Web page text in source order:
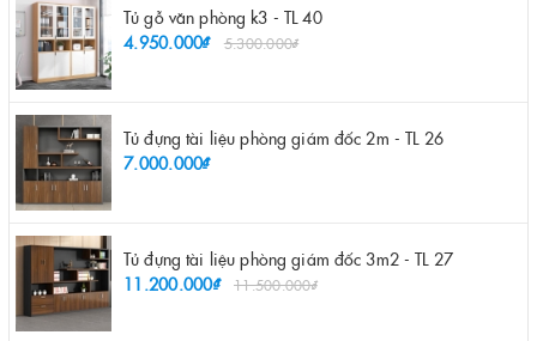
Tủ gỗ văn phòng k3 - TL 40
4.950.000₫
5.300.000₫
Tủ đựng tài liệu phòng giám đốc 2m - TL 26
7.000.000₫
Tủ đựng tài liệu phòng giám đốc 3m2 - TL 27
11.200.000₫
11.500.000₫